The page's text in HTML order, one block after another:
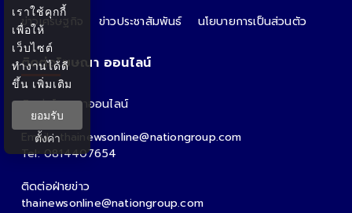
ข่าวเศรษฐกิจ
ข่าวประชาสัมพันธ์ นโยบายการเป็นส่วนตัว
ติดต่อโฆษณา ออนไลน์
ติดต่อโฆษณาออนไลน์
คุณอ้อ
Email : thainewsonline@nationgroup.com
Tel: 0814407654
ติดต่อฝ่ายข่าว
thainewsonline@nationgroup.com
เราใช้คุกกี้
เพื่อให้
เว็บไซต์
ทำงานได้ดี
ขึ้น เพิ่มเติม
ยอมรับ
ตั้งค่า